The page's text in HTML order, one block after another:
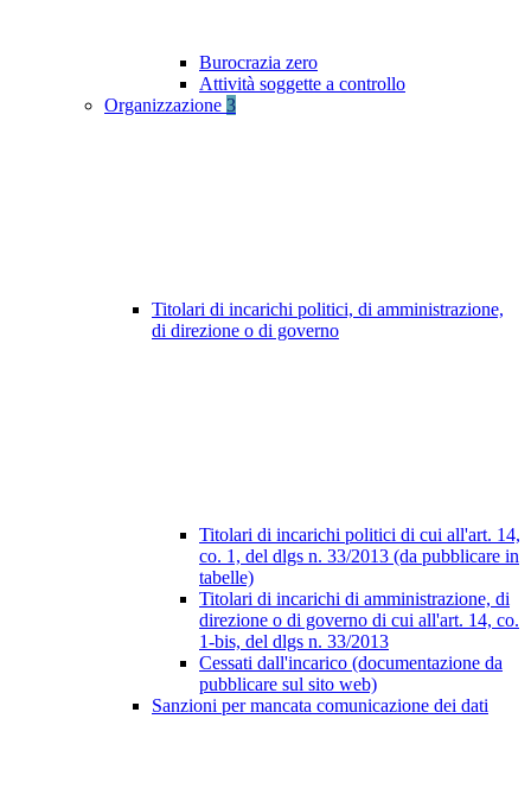
Burocrazia zero
Attività soggette a controllo
Organizzazione 3
Titolari di incarichi politici, di amministrazione,
di direzione o di governo
Titolari di incarichi politici di cui all'art. 14,
co. 1, del dlgs n. 33/2013 (da pubblicare in
tabelle)
Titolari di incarichi di amministrazione, di
direzione o di governo di cui all'art. 14, co.
1-bis, del dlgs n. 33/2013
Cessati dall'incarico (documentazione da
pubblicare sul sito web)
Sanzioni per mancata comunicazione dei dati